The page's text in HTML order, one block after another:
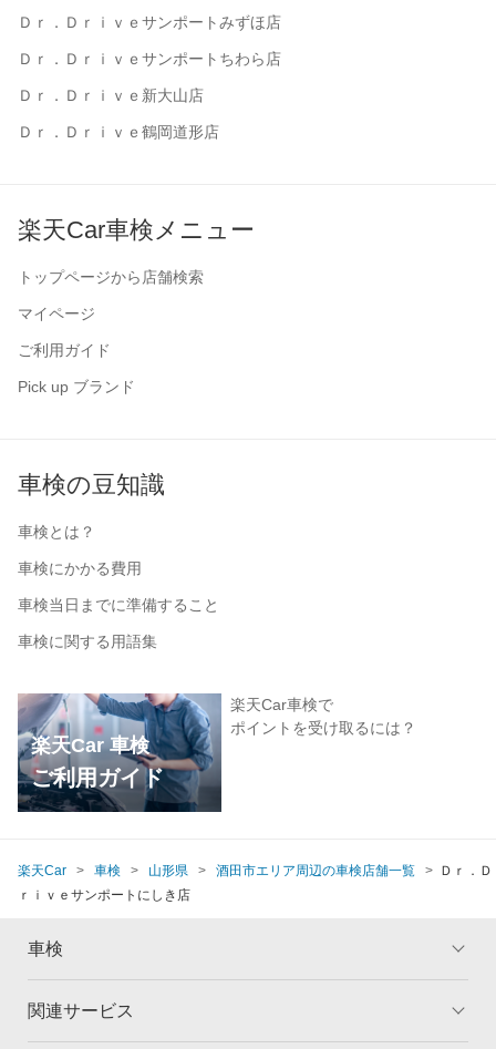
Ｄｒ．Ｄｒｉｖｅサンポートみずほ店
Ｄｒ．Ｄｒｉｖｅサンポートちわら店
Ｄｒ．Ｄｒｉｖｅ新大山店
Ｄｒ．Ｄｒｉｖｅ鶴岡道形店
楽天Car車検メニュー
トップページから店舗検索
マイページ
ご利用ガイド
Pick up ブランド
車検の豆知識
車検とは？
車検にかかる費用
車検当日までに準備すること
車検に関する用語集
楽天Car 車検
ご利用ガイド
楽天Car車検で
ポイントを受け取るには？
楽天Car 車検 山形県 酒田市エリア周辺の車検店舗一覧
Ｄｒ．Ｄ
ｒｉｖｅサンポートにしき店
車検
トップ
関連サービス